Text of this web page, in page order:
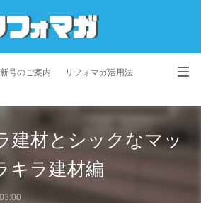
号のご案内 リフォマガ活用法
よくあるご質問
プライバシーポリシー 利用規約 会社概要
建材とシックなマッ
キラ建材編